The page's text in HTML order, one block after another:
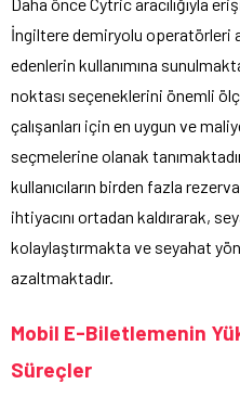
İngiltere demiryolu operatörleri
edenlerin kullanımına
noktası seçeneklerini önemli
çalışanları için en uygun ve
seçmelerine olanak
kullanıcıların birden fazla
ihtiyacını ortadan kaldırarak,
kolaylaştırmakta ve seyahat
azaltmaktadır.
Mobil E-Biletlemenin
Süreçler